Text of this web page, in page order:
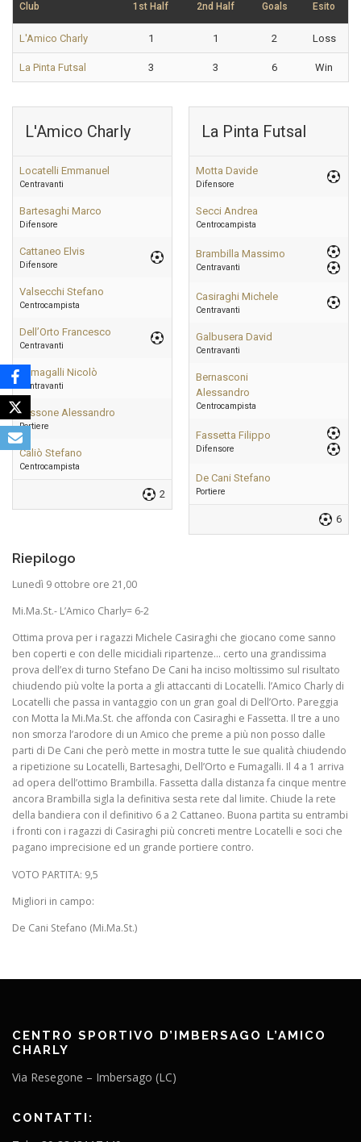
Club 1st Half 2nd Half Goals Esito
L'Amico Charly 1 1 2 Loss
La Pinta Futsal 3 3 6 Win
L'Amico Charly
Locatelli Emmanuel
Centravanti
Bartesaghi Marco
Difensore
Cattaneo Elvis
Difensore
Valsecchi Stefano
Centrocampista
Dell’Orto Francesco
Centravanti
Fumagalli Nicolò
Centravanti
Tassone Alessandro
Portiere
Caliò Stefano
Centrocampista
2
La Pinta Futsal
Motta Davide
Difensore
Secci Andrea
Centrocampista
Brambilla Massimo
Centravanti
Casiraghi Michele
Centravanti
Galbusera David
Centravanti
Bernasconi
Alessandro
Centrocampista
Fassetta Filippo
Difensore
De Cani Stefano
Portiere
6
Riepilogo
Lunedì 9 ottobre ore 21,00
Mi.Ma.St.- L’Amico Charly= 6-2
Ottima prova per i ragazzi Michele Casiraghi che giocano come sanno
ben coperti e con delle micidiali ripartenze… certo una grandissima
prova dell’ex di turno Stefano De Cani ha inciso moltissimo sul risultato
chiudendo più volte la porta a gli attaccanti di Locatelli. l’Amico Charly di
Locatelli che passa in vantaggio con un gran goal di Dell’Orto. Pareggia
con Motta la Mi.Ma.St. che affonda con Casiraghi e Fassetta. Il tre a uno
non smorza l’arodore di un Amico che preme a più non posso dalle
parti di De Cani che però mette in mostra tutte le sue qualità chiudendo
a ripetizione su Locatelli, Bartesaghi, Dell’Orto e Fumagalli. Il 4 a 1 arriva
ad opera dell’ottimo Brambilla. Fassetta dalla distanza fa cinque mentre
ancora Brambilla sigla la definitiva sesta rete dal limite. Chiude la rete
della bandiera con il definitivo 6 a 2 Cattaneo. Buona partita su entrambi
i fronti con i ragazzi di Casiraghi più concreti mentre Locatelli e soci che
pagano imprecisione ed un grande portiere contro.
VOTO PARTITA: 9,5
Migliori in campo:
De Cani Stefano (Mi.Ma.St.)
CENTRO SPORTIVO D’IMBERSAGO L’AMICO
CHARLY
Via Resegone – Imbersago (LC)
CONTATTI: